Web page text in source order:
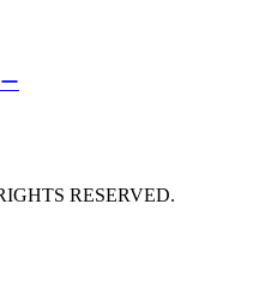
RESERVED.